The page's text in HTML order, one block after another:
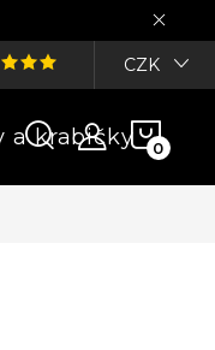
CZK
a krabičky